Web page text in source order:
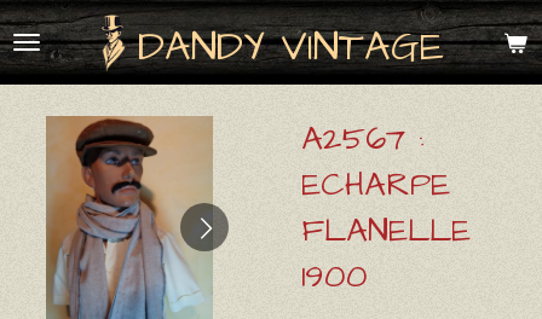
Passer
au
contenu
DANDY VINTAGE
A2567 :
ECHARPE
FLANELLE
1900